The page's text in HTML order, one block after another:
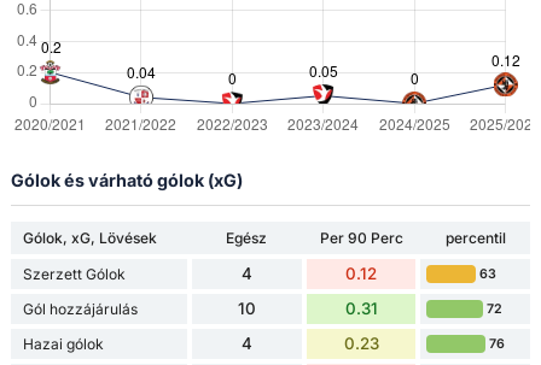
Gólok és várható gólok (xG)
Gólok, xG, Lövések Egész Per 90 Perc
percentil
Szerzett Gólok
4 0.12 63
Gól hozzájárulás 10 0.31 72
Hazai gólok 4 0.23 76